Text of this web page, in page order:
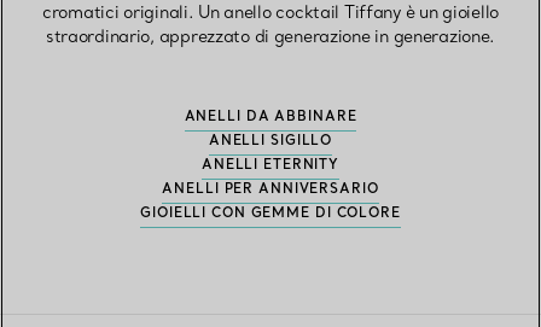
cromatici originali. Un anello cocktail Tiffany è un gioiello
straordinario, apprezzato di generazione in generazione.
ANELLI DA ABBINARE
ANELLI SIGILLO
ANELLI ETERNITY
ANELLI PER ANNIVERSARIO
GIOIELLI CON GEMME DI COLORE